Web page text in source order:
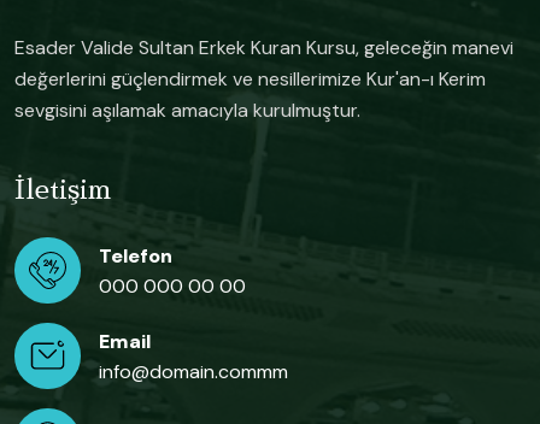
Esader Valide Sultan Erkek Kuran Kursu, geleceğin manevi
değerlerini güçlendirmek ve nesillerimize Kur'an-ı Kerim
sevgisini aşılamak amacıyla kurulmuştur.
İletişim
Telefon
000 000 00 00
Email
info@domain.commm